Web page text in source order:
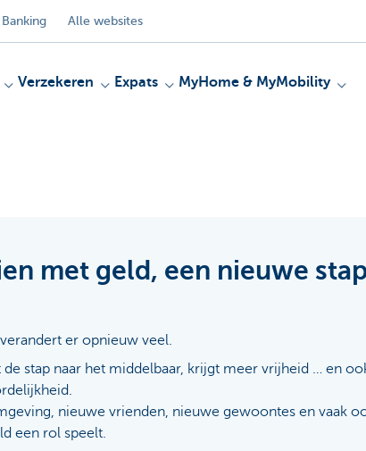
Alle websites
Verzekeren Expats MyHome & MyMobility
met geld, een nieuwe
er opnieuw veel.
de stap naar het middelbaar, krijgt meer vrijheid … en
nieuwe vrienden, nieuwe gewoontes en vaak
een rol speelt.